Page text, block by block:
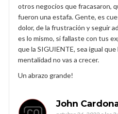
otros negocios que fracasaron,
fueron una estafa. Gente, es
dolor, de la frustración y seguir
es lo mismo, si fallaste con tus
que la SIGUIENTE, sea igual
mentalidad no vas a crecer.
Un abrazo grande!
John